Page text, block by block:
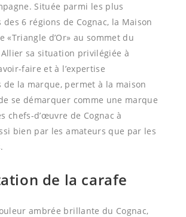
Située parmi les plus
6 régions de Cognac, la Maison
«Triangle d’Or» au sommet du
sa situation privilégiée à
faire et à l’expertise
la marque, permet à la maison
se démarquer comme une marque
chefs-d’œuvre de Cognac à
bien par les amateurs que par les
de la carafe
ambrée brillante du Cognac,